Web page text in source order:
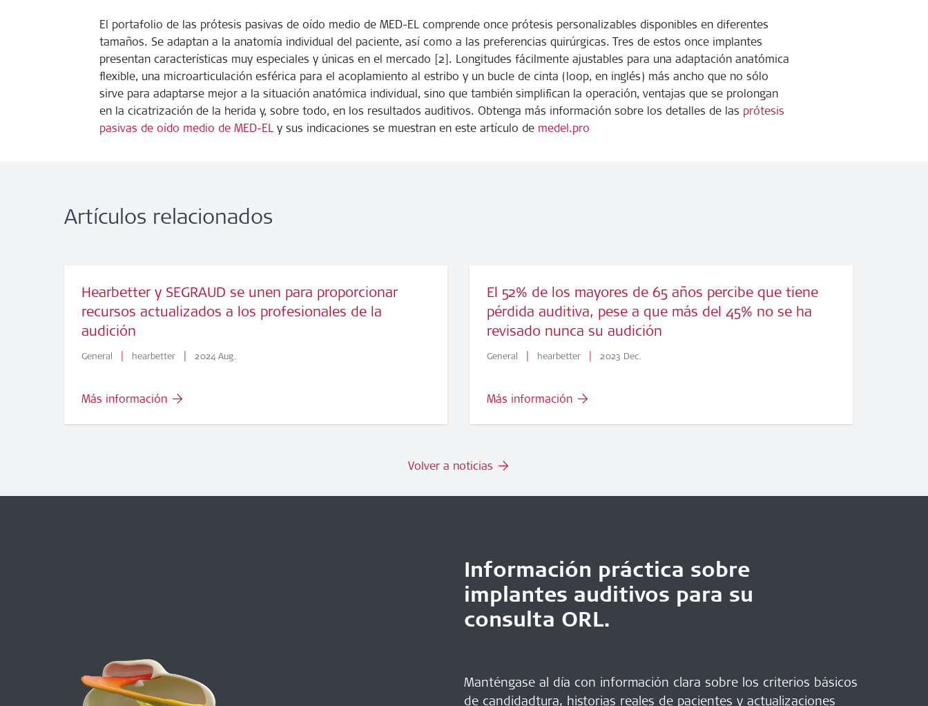
El portafolio de las prótesis pasivas de oído medio de MED-EL comprende once prótesis personalizables disponibles en diferentes
tamaños. Se adaptan a la anatomía individual del paciente, así como a las preferencias quirúrgicas. Tres de estos once implantes
presentan características muy especiales y únicas en el mercado [2]. Longitudes fácilmente ajustables para una adaptación anatómica
flexible, una microarticulación esférica para el acoplamiento al estribo y un bucle de cinta (loop, en inglés) más ancho que no sólo
sirve para adaptarse mejor a la situación anatómica individual, sino que también simplifican la operación, ventajas que se prolongan
en la cicatrización de la herida y, sobre todo, en los resultados auditivos. Obtenga más información sobre los detalles de las prótesis
pasivas de oído medio de MED-EL y sus indicaciones se muestran en este artículo de medel.pro
Artículos relacionados
Hearbetter y SEGRAUD se unen para proporcionar
recursos actualizados a los profesionales de la
audición
General | hearbetter | 2024 Aug.
Más información
El 52% de los mayores de 65 años percibe que tiene
pérdida auditiva, pese a que más del 45% no se ha
revisado nunca su audición
General | hearbetter | 2023 Dec.
Más información
Volver a noticias
Información práctica sobre
implantes auditivos para su
consulta ORL.
Manténgase al día con información clara sobre los criterios básicos
de candidadtura, historias reales de pacientes y actualizaciones